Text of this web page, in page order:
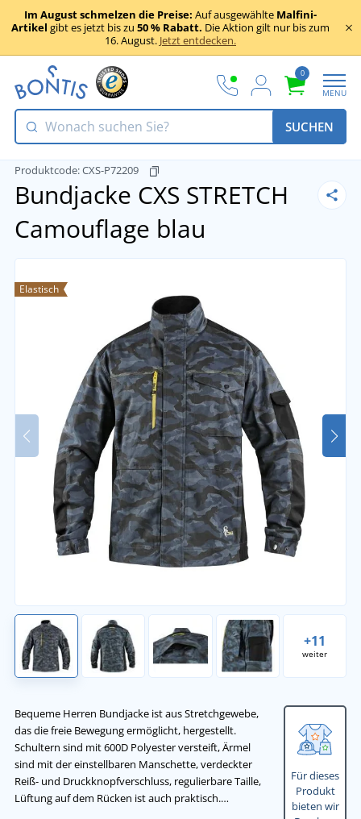
Im August schmelzen die Preise: Auf ausgewählte Malfini-
Artikel gibt es jetzt bis zu 50 % Rabatt. Die Aktion gilt nur bis zum
16. August. Jetzt entdecken.
0
MENU
SUCHEN
Produktcode:CXS-P72209
Bundjacke CXS STRETCH
Camouflage blau
+11
weiter
Elastisch
Bequeme Herren Bundjacke ist aus Stretchgewebe,
das die freie Bewegung ermöglicht, hergestellt.
Schultern sind mit 600D Polyester versteift, Ärmel
sind mit der einstellbaren Manschette, verdeckter
Reiß- und Druckknopfverschluss, regulierbare Taille,
Lüftung auf dem Rücken ist auch praktisch.…
Für dieses
Produkt
bieten wir